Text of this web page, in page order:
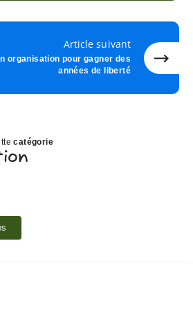
Article suivant
organisation pour gagner des
années de liberté
catégorie